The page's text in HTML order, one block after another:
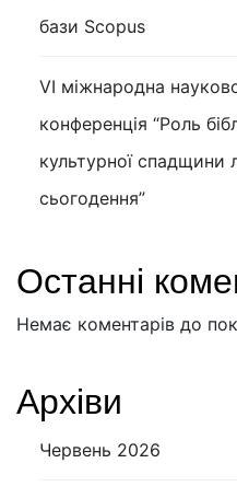
бази Scopus
VI міжнародна
конференція “Роль
культурної спадщини
сьогодення”
Останні
Немає коментарів до
Архіви
Червень 2026